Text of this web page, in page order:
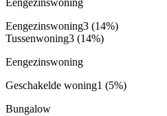
Eengezinswoning
Eengezinswoning3 (14%)
Tussenwoning3 (14%)
Eengezinswoning
Geschakelde woning1 (5%)
Bungalow